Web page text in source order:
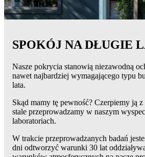
SPOKÓJ NA DŁUGIE
Nasze pokrycia stanowią niezawodną
nawet najbardziej wymagającego typu
lata.
Skąd mamy tę pewność? Czerpiemy ją
stale przeprowadzamy w naszym
laboratoriach.
W trakcie przeprowadzanych badań
dni odtworzyć warunki 30 lat